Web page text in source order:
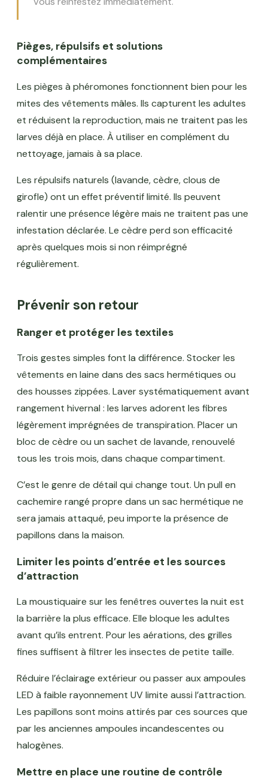
Pièges, répulsifs et solutions
complémentaires
Les pièges à phéromones fonctionnent bien pour les
mites des vêtements mâles. Ils capturent les adultes
et réduisent la reproduction, mais ne traitent pas les
larves déjà en place. À utiliser en complément du
nettoyage, jamais à sa place.
Les répulsifs naturels (lavande, cèdre, clous de
girofle) ont un effet préventif limité. Ils peuvent
ralentir une présence légère mais ne traitent pas une
infestation déclarée. Le cèdre perd son efficacité
après quelques mois si non réimprégné
régulièrement.
Prévenir son retour
Ranger et protéger les textiles
Trois gestes simples font la différence. Stocker les
vêtements en laine dans des sacs hermétiques ou
des housses zippées. Laver systématiquement avant
rangement hivernal : les larves adorent les fibres
légèrement imprégnées de transpiration. Placer un
bloc de cèdre ou un sachet de lavande, renouvelé
tous les trois mois, dans chaque compartiment.
C’est le genre de détail qui change tout. Un pull en
cachemire rangé propre dans un sac hermétique ne
sera jamais attaqué, peu importe la présence de
papillons dans la maison.
Limiter les points d’entrée et les sources
d’attraction
La moustiquaire sur les fenêtres ouvertes la nuit est
la barrière la plus efficace. Elle bloque les adultes
avant qu’ils entrent. Pour les aérations, des grilles
fines suffisent à filtrer les insectes de petite taille.
Réduire l’éclairage extérieur ou passer aux ampoules
LED à faible rayonnement UV limite aussi l’attraction.
Les papillons sont moins attirés par ces sources que
par les anciennes ampoules incandescentes ou
halogènes.
Mettre en place une routine de contrôle